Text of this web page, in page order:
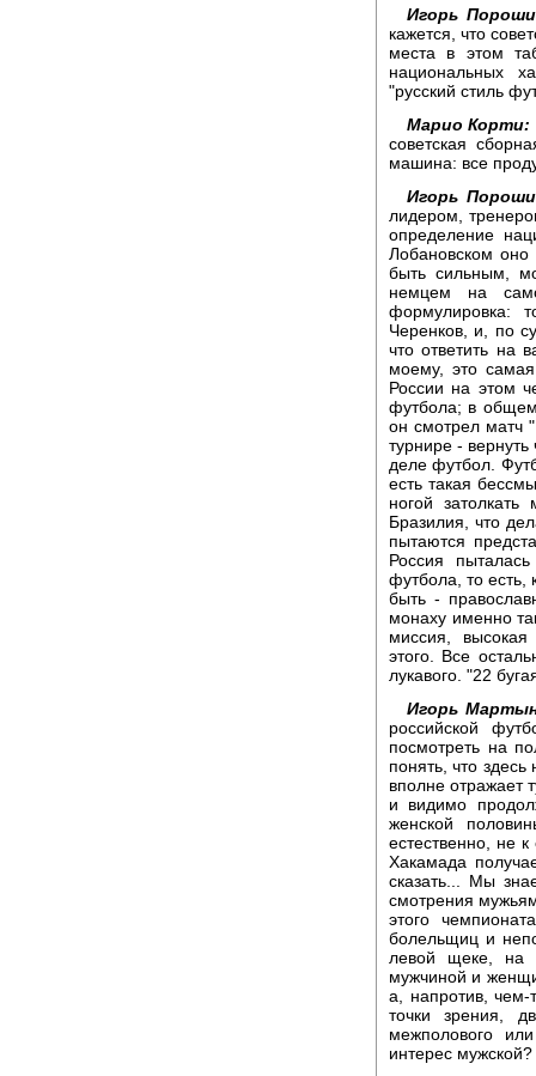
Игорь
кажется, что
места в этом
национальных
"русский стиль
Марио Корти:
советская
машина: все
Игорь
лидером,
определение
Лобановском оно
быть сильным,
немцем на
формулировка:
Черенков, и, по
что ответить на
моему, это
России на этом
футбола; в
он смотрел матч
турнире -
деле футбол.
есть такая
ногой
Бразилия, что
пытаются
Россия
футбола, то
быть -
монаху именно
миссия,
этого. Все
лукавого. "22
Игорь
российской
посмотреть на
понять, что
вполне отражает
и видимо
женской
естественно, не
Хакамада
сказать... Мы
смотрения
этого
болельщиц и
левой щеке, на
мужчиной и
а, напротив,
точки зрения,
межполового
интерес мужской?